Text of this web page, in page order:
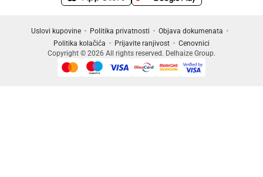
Uslovi kupovine Politika privatnosti
Objava dokumenata
Politika kolačića
Prijavite ranjivost
Cenovnici
Copyright © 2026 All rights reserved. Delhaize Group.